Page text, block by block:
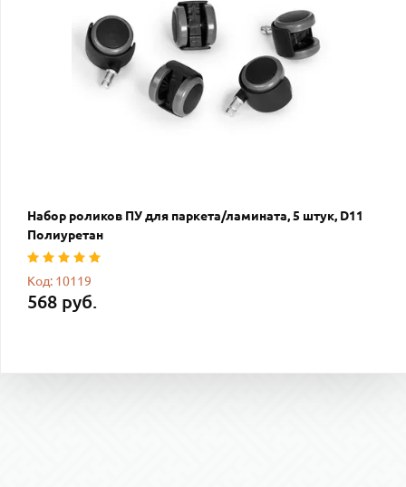
Набор роликов ПУ для паркета/ламината, 5 штук, D11
Полиуретан
Код: 10119
568 руб.